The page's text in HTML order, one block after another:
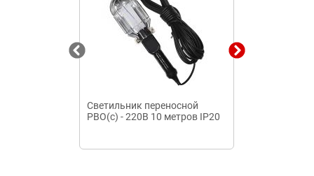
Светильник переносной
РВО(c) - 220В 10 метров IP20